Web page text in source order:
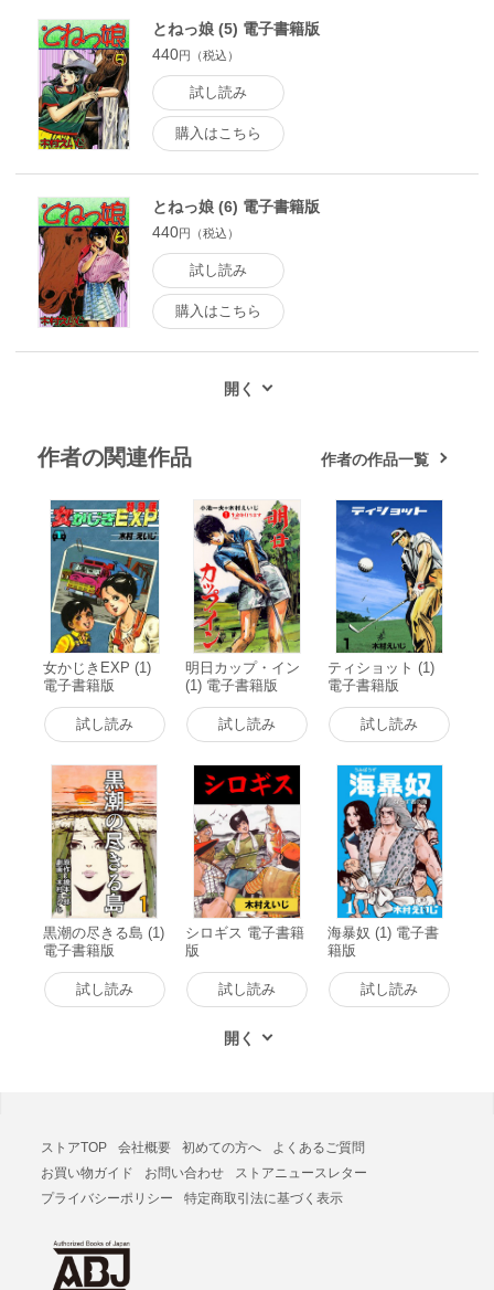
とねっ娘 (5) 電子書籍版
440円（税込）
試し読み
購入はこちら
とねっ娘 (6) 電子書籍版
440円（税込）
試し読み
購入はこちら
作者の関連作品 作者の作品一覧
女かじきEXP (1)
電子書籍版
試し読み
明日カップ・イン
(1) 電子書籍版
試し読み
ティショット (1)
電子書籍版
試し読み
黒潮の尽きる島 (1)
電子書籍版
試し読み
シロギス 電子書籍
版
試し読み
海暴奴 (1) 電子書
籍版
試し読み
ストアTOP 会社概要 初めての方へ
よくあるご質問
お買い物ガイド
お問い合わせ
ストアニュースレター
プライバシーポリシー
特定商取引法に基づく表示